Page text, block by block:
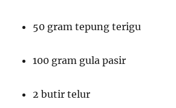
50 gram tepung terigu
100 gram gula pasir
2 butir telur